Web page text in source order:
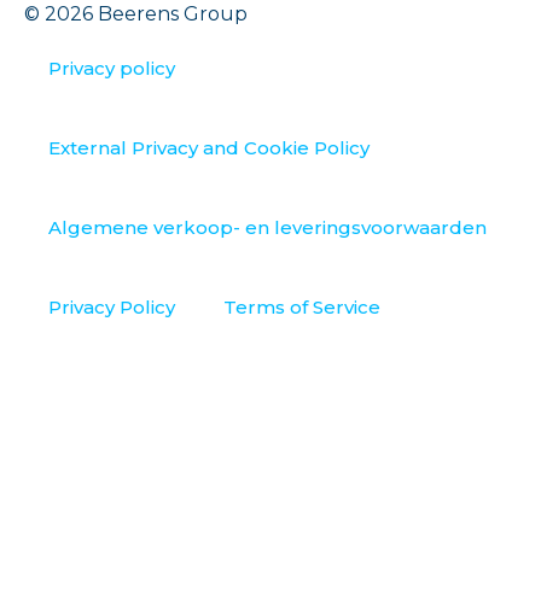
© 2026 Beerens Group
Privacy policy
External Privacy and Cookie Policy
Algemene verkoop- en leveringsvoorwaarden
Privacy Policy Terms of Service